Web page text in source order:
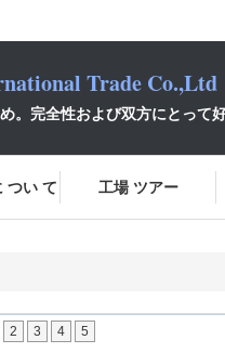
Trade Co.,Ltd
。完全性および双方にとって好
つい て 工場 ツアー
2 3 4 5